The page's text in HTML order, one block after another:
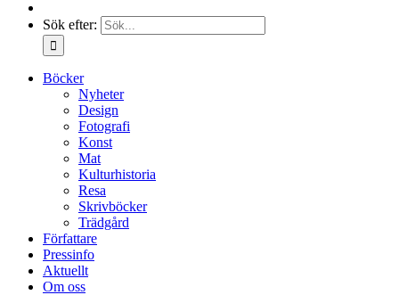
Sök efter:
Böcker
Nyheter
Design
Fotografi
Konst
Mat
Kulturhistoria
Resa
Skrivböcker
Trädgård
Författare
Pressinfo
Aktuellt
Om oss